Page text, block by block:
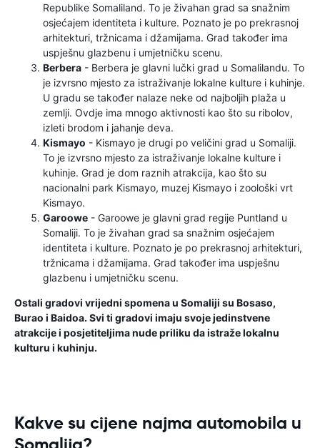
Republike Somaliland. To je živahan grad sa snažnim
osjećajem identiteta i kulture. Poznato je po prekrasnoj
arhitekturi, tržnicama i džamijama. Grad također ima
uspješnu glazbenu i umjetničku scenu.
Berbera - Berbera je glavni lučki grad u Somalilandu. To
je izvrsno mjesto za istraživanje lokalne kulture i kuhinje.
U gradu se također nalaze neke od najboljih plaža u
zemlji. Ovdje ima mnogo aktivnosti kao što su ribolov,
izleti brodom i jahanje deva.
Kismayo - Kismayo je drugi po veličini grad u Somaliji.
To je izvrsno mjesto za istraživanje lokalne kulture i
kuhinje. Grad je dom raznih atrakcija, kao što su
nacionalni park Kismayo, muzej Kismayo i zoološki vrt
Kismayo.
Garoowe - Garoowe je glavni grad regije Puntland u
Somaliji. To je živahan grad sa snažnim osjećajem
identiteta i kulture. Poznato je po prekrasnoj arhitekturi,
tržnicama i džamijama. Grad također ima uspješnu
glazbenu i umjetničku scenu.
Ostali gradovi vrijedni spomena u Somaliji su Bosaso,
Burao i Baidoa. Svi ti gradovi imaju svoje jedinstvene
atrakcije i posjetiteljima nude priliku da istraže lokalnu
kulturu i kuhinju.
Kakve su cijene najma automobila u